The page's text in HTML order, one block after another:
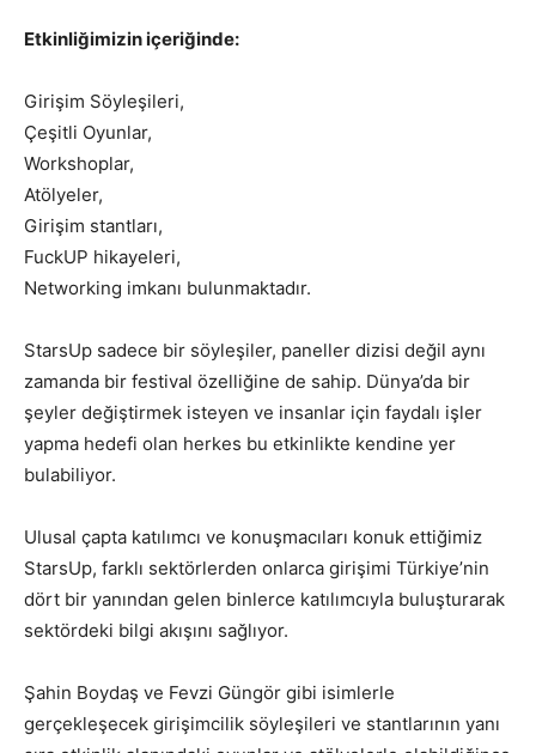
Etkinliğimizin içeriğinde:
Girişim Söyleşileri,
Çeşitli Oyunlar,
Workshoplar,
Atölyeler,
Girişim stantları,
FuckUP hikayeleri,
Networking imkanı bulunmaktadır.
StarsUp sadece bir söyleşiler, paneller dizisi değil aynı
zamanda bir festival özelliğine de sahip. Dünya’da bir
şeyler değiştirmek isteyen ve insanlar için faydalı işler
yapma hedefi olan herkes bu etkinlikte kendine yer
bulabiliyor.
Ulusal çapta katılımcı ve konuşmacıları konuk ettiğimiz
StarsUp, farklı sektörlerden onlarca girişimi Türkiye’nin
dört bir yanından gelen binlerce katılımcıyla buluşturarak
sektördeki bilgi akışını sağlıyor.
Şahin Boydaş ve Fevzi Güngör gibi isimlerle
gerçekleşecek girişimcilik söyleşileri ve stantlarının yanı